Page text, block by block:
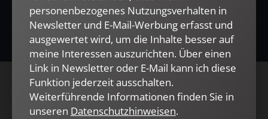
AGB und Widerrufsbelehrung Datenschutz
Barrierefreiheit Impressum
personenbezogenes Nutzungsverhalten in
Newsletter und E-Mail-Werbung erfasst und
ausgewertet wird, um die Inhalte besser auf
meine Interessen auszurichten. Über einen
Link in Newsletter oder E-Mail kann ich diese
Funktion jederzeit ausschalten.
Weiterführende Informationen finden Sie in
unseren Datenschutzhinweisen.